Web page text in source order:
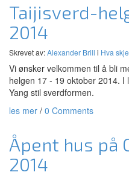
Taijisverd-
2014
Skrevet av:Alexander Brill i Hva
Vi ønsker velkommen til å bli
helgen 17 - 19 oktober 2014.
Yang stil sverdformen.
les mer / 0 Comments
Åpent hus på
2014